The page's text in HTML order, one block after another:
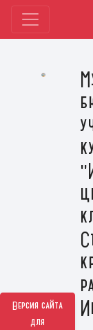
Версия сайта
для